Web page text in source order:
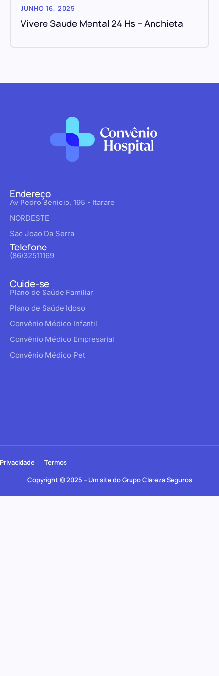
JUNHO 16, 2025
Vivere Saude Mental 24 Hs – Anchieta
Endereço
Av Pedro Benicio, 195 - Itarare
NORDESTE
Sao Joao Da Serra
Telefone
(86)32511169
Cuide-se
Plano de Saúde Familiar
Plano de Saúde Idoso
Convênio Médico Infantil
Convênio Médico Empresarial
Convênio Médico Pet
Copyright © 2025 – Um site do Grupo Clareza Seguros
Privacidade Termos